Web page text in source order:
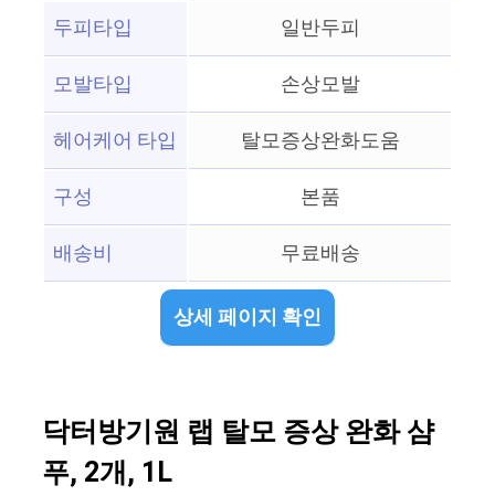
두피타입
일반두피
모발타입
손상모발
헤어케어 타입
탈모증상완화도움
구성
본품
배송비
무료배송
상세 페이지 확인
닥터방기원 랩 탈모 증상 완화 샴
푸, 2개, 1L